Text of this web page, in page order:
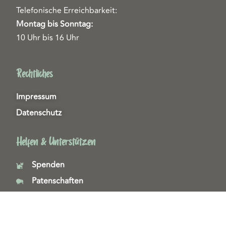
Telefonische Erreichbarkeit:
Montag bis Sonntag:
10 Uhr bis 16 Uhr
Rechtliches
Impressum
Datenschutz
Helfen & Unterstützen
Spenden
Patenschaften